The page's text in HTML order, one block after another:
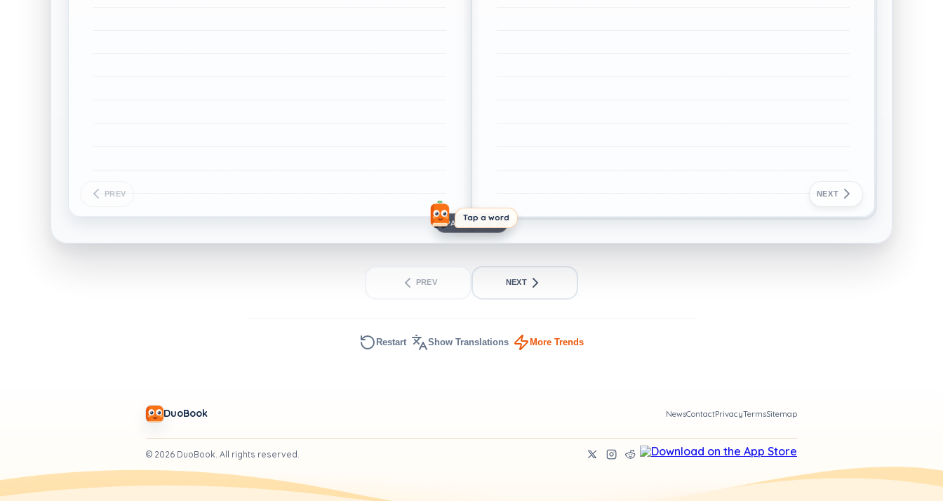
Tap a word
PREV NEXT
PAGE 1 OF 2
PREV NEXT
Restart Show Translations More Trends
DuoBook NewsContactPrivacyTermsSitemap
© 2026 DuoBook. All rights reserved.